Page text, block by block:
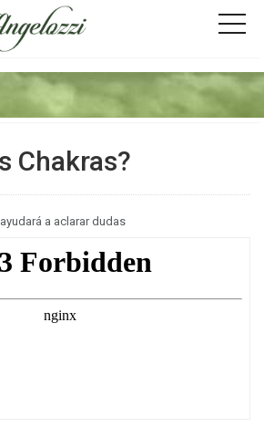
Chakras?
a aclarar dudas